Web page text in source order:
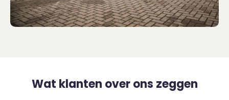
Wat klanten over ons zeggen